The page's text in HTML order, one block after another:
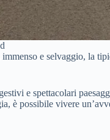
e selvaggio, la
e spettacolari
è possibile vivere